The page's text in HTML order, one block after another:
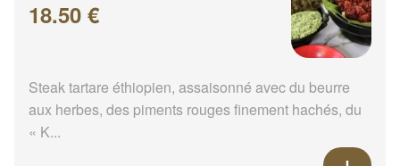
18.50 €
Steak tartare éthiopien, assaisonné avec du beurre
aux herbes, des piments rouges finement hachés, du
« K...